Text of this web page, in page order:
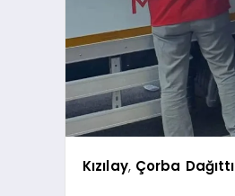
Kızılay, Çorba Dağıttı